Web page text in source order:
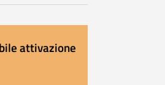
attivazione